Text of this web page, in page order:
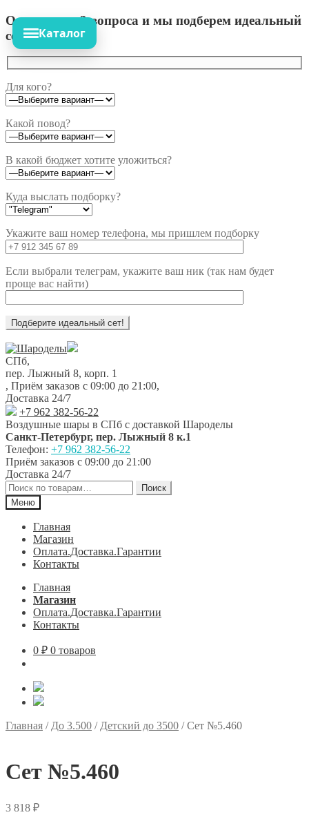
Ответьте на 3 вопроса и мы подберем идеальный
сет!
Для кого?
Какой повод?
В какой бюджет хотите уложиться?
Куда выслать подборку?
Укажите ваш номер телефона, мы пришлем подборку
Если выбрали телеграм, укажите ваш ник (так нам будет
проще вас найти)
Перейти
к
навигации
Перейти
к
содержимому
СПб,
пер. Лыжный 8, корп. 1
, Приём заказов с 09:00 до 21:00,
Доставка 24/7
+7 962 382-56-22
Воздушные шары в СПб с доставкой Шароделы
Санкт-Петербург, пер. Лыжный 8 к.1
Телефон: +7 962 382-56-22
Приём заказов с 09:00 до 21:00
Доставка 24/7
Искать:
Поиск
Меню
Главная
Магазин
Оплата.Доставка.Гарантии
Контакты
Главная
Магазин
Оплата.Доставка.Гарантии
Контакты
0 ₽ 0 товаров
Каталог
Главная / До 3.500 / Детский до 3500 /Сет №5.460
Сет №5.460
3 818 ₽